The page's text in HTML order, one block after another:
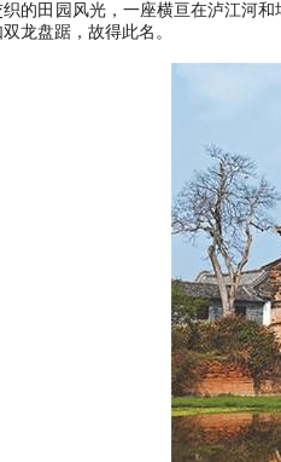
织的田园风光，一座横亘在泸江河
龙盘踞，故得此名。